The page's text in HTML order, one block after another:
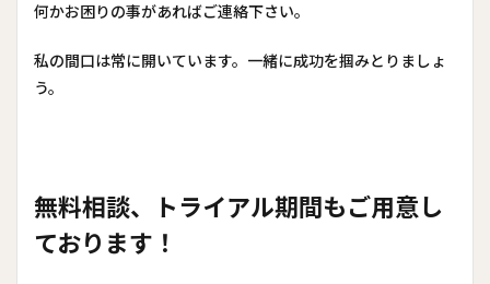
何かお困りの事があればご連絡下さい。
私の間口は常に開いています。一緒に成功を掴みとりましょ
う。
無料相談、トライアル期間もご用意し
ております！